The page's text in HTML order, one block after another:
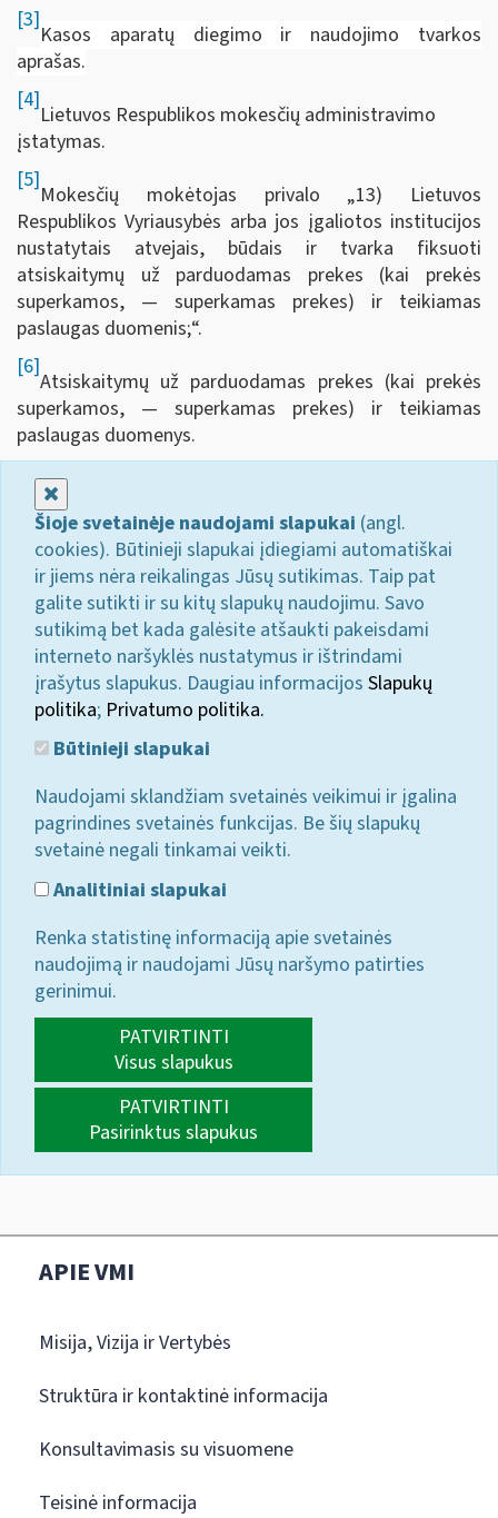
[3]
Kasos aparatų diegimo ir naudojimo tvarkos
aprašas.
[4]
Lietuvos Respublikos mokesčių administravimo
įstatymas.
[5]
Mokesčių mokėtojas privalo „13) Lietuvos
Respublikos Vyriausybės arba jos įgaliotos institucijos
nustatytais atvejais, būdais ir tvarka fiksuoti
atsiskaitymų už parduodamas prekes (kai prekės
superkamos, — superkamas prekes) ir teikiamas
paslaugas duomenis;“.
[6]
Atsiskaitymų už parduodamas prekes (kai prekės
superkamos, — superkamas prekes) ir teikiamas
paslaugas duomenys.
Šioje svetainėje naudojami slapukai (angl.
cookies). Būtinieji slapukai įdiegiami automatiškai
ir jiems nėra reikalingas Jūsų sutikimas. Taip pat
galite sutikti ir su kitų slapukų naudojimu. Savo
sutikimą bet kada galėsite atšaukti pakeisdami
interneto naršyklės nustatymus ir ištrindami
įrašytus slapukus. Daugiau informacijos Slapukų
politika; Privatumo politika.
Būtinieji slapukai
Naudojami sklandžiam svetainės veikimui ir įgalina
pagrindines svetainės funkcijas. Be šių slapukų
svetainė negali tinkamai veikti.
Analitiniai slapukai
Renka statistinę informaciją apie svetainės
naudojimą ir naudojami Jūsų naršymo patirties
gerinimui.
PATVIRTINTI
Visus slapukus
PATVIRTINTI
Pasirinktus slapukus
APIE VMI
Misija, Vizija ir Vertybės
Struktūra ir kontaktinė informacija
Konsultavimasis su visuomene
Teisinė informacija